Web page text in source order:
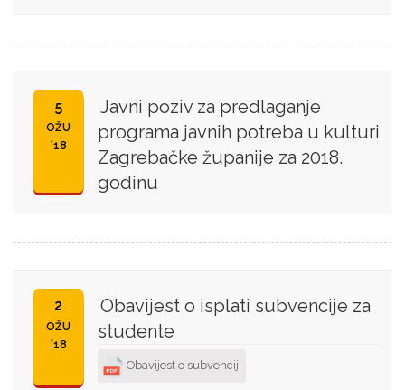
5
OŽU
'18
Javni poziv za predlaganje
programa javnih potreba u kulturi
Zagrebačke županije za 2018.
godinu
2
OŽU
'18
Obavijest o isplati subvencije za
studente
Obavijest o subvenciji